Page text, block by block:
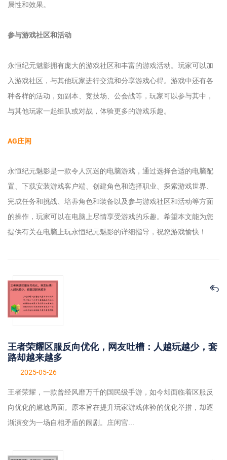
属性和效果。
参与游戏社区和活动
永恒纪元魅影拥有庞大的游戏社区和丰富的游戏活动。玩家可以加
入游戏社区，与其他玩家进行交流和分享游戏心得。游戏中还有各
种各样的活动，如副本、竞技场、公会战等，玩家可以参与其中，
与其他玩家一起组队或对战，体验更多的游戏乐趣。
AG庄闲
永恒纪元魅影是一款令人沉迷的电脑游戏，通过选择合适的电脑配
置、下载安装游戏客户端、创建角色和选择职业、探索游戏世界、
完成任务和挑战、培养角色和装备以及参与游戏社区和活动等方面
的操作，玩家可以在电脑上尽情享受游戏的乐趣。希望本文能为您
提供有关在电脑上玩永恒纪元魅影的详细指导，祝您游戏愉快！
王者荣耀区服反向优化，网友吐槽：人越玩越少，套
路却越来越多
2025-05-26
王者荣耀，一款曾经风靡万千的国民级手游，如今却面临着区服反
向优化的尴尬局面。原本旨在提升玩家游戏体验的优化举措，却逐
渐演变为一场自相矛盾的闹剧。庄闲官...